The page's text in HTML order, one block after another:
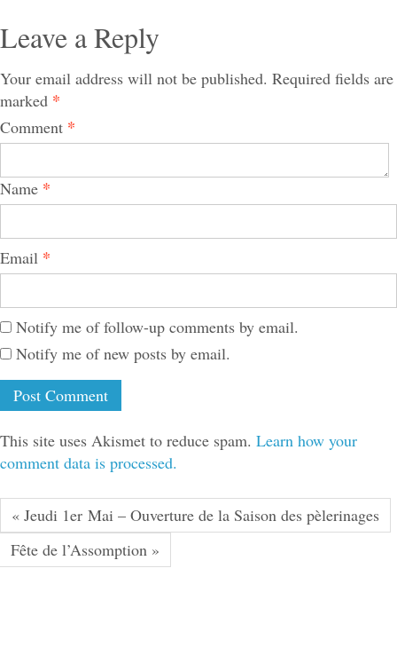
Leave a Reply
Your email address will not be published. Required fields are
marked *
Comment *
Name *
Email *
Notify me of follow-up comments by email.
Notify me of new posts by email.
This site uses Akismet to reduce spam. Learn how your
comment data is processed.
« Jeudi 1er Mai – Ouverture de la Saison des pèlerinages
Fête de l’Assomption »